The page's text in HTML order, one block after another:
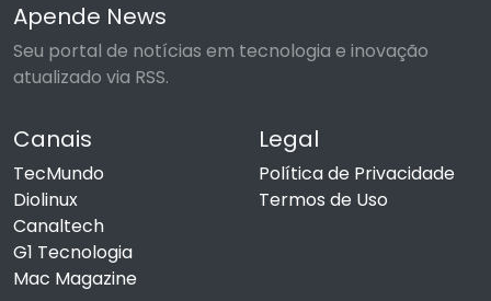
Apende News
Seu portal de notícias em tecnologia e inovação
atualizado via RSS.
Canais
TecMundo
Diolinux
Canaltech
G1 Tecnologia
Mac Magazine
Legal
Política de Privacidade
Termos de Uso